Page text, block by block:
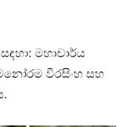
මහාචාර්ය
වීරසිංහ සහ